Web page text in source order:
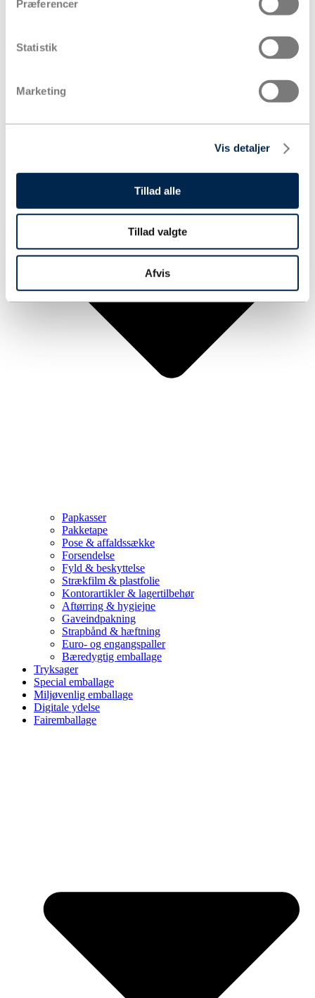
Præferencer
Statistik
Marketing
Vis detaljer
Tillad alle
Tillad valgte
Afvis
Papkasser
Pakketape
Pose & affaldssække
Forsendelse
Fyld & beskyttelse
Strækfilm & plastfolie
Kontorartikler & lagertilbehør
Aftørring & hygiejne
Gaveindpakning
Strapbånd & hæftning
Euro- og engangspaller
Bæredygtig emballage
Tryksager
Special emballage
Miljøvenlig emballage
Digitale ydelse
Fairemballage